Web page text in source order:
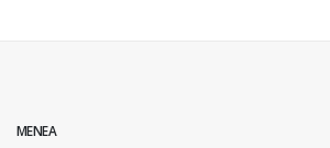
MENEA